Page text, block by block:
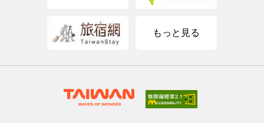
もっと見る